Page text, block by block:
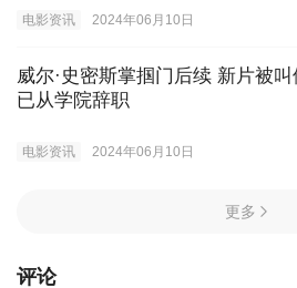
电影资讯 2024年06月10日
威尔·史密斯掌掴门后续 新片被叫
已从学院辞职
电影资讯 2024年06月10日
更多
评论